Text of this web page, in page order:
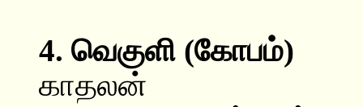
4. வெகுளி (கோபம்)
காதலன்